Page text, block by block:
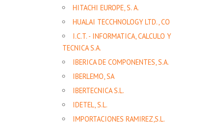
HITACHI EUROPE, S. A.
HUALAI TECCHNOLOGY LTD., CO
I.C.T. - INFORMATICA, CALCULO Y
TECNICA S.A.
IBERICA DE COMPONENTES, S.A.
IBERLEMO, SA
IBERTECNICA S.L.
IDETEL, S.L.
IMPORTACIONES RAMIREZ,S.L.